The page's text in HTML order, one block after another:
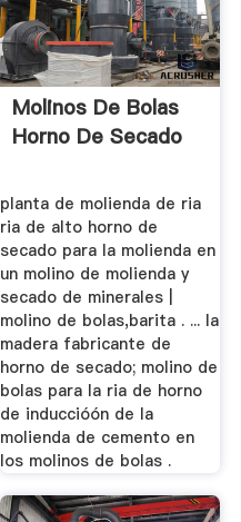
Molinos De Bolas
Horno De Secado
planta de molienda de ria
ria de alto horno de
secado para la molienda en
un molino de molienda y
secado de minerales |
molino de bolas,barita . ... la
madera fabricante de
horno de secado; molino de
bolas para la ria de horno
de induccióón de la
molienda de cemento en
los molinos de bolas .